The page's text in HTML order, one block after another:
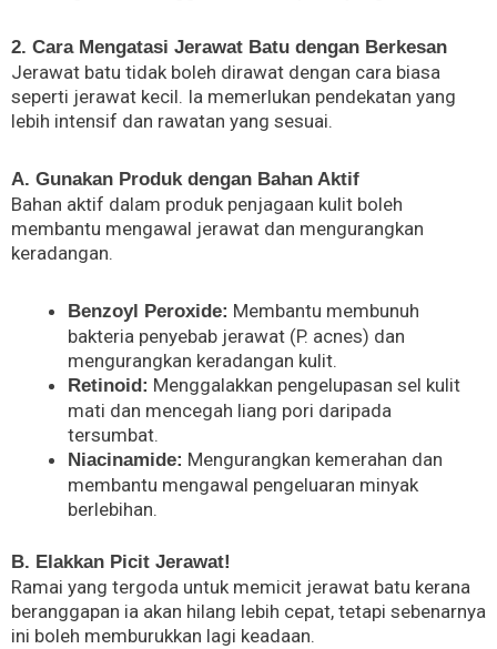
2. Cara Mengatasi Jerawat Batu dengan Berkesan
Jerawat batu tidak boleh dirawat dengan cara biasa
seperti jerawat kecil. Ia memerlukan pendekatan yang
lebih intensif dan rawatan yang sesuai.
A. Gunakan Produk dengan Bahan Aktif
Bahan aktif dalam produk penjagaan kulit boleh
membantu mengawal jerawat dan mengurangkan
keradangan.
Benzoyl Peroxide: Membantu membunuh
bakteria penyebab jerawat (P. acnes) dan
mengurangkan keradangan kulit.
Retinoid: Menggalakkan pengelupasan sel kulit
mati dan mencegah liang pori daripada
tersumbat.
Niacinamide: Mengurangkan kemerahan dan
membantu mengawal pengeluaran minyak
berlebihan.
B. Elakkan Picit Jerawat!
Ramai yang tergoda untuk memicit jerawat batu kerana
beranggapan ia akan hilang lebih cepat, tetapi sebenarnya
ini boleh memburukkan lagi keadaan.